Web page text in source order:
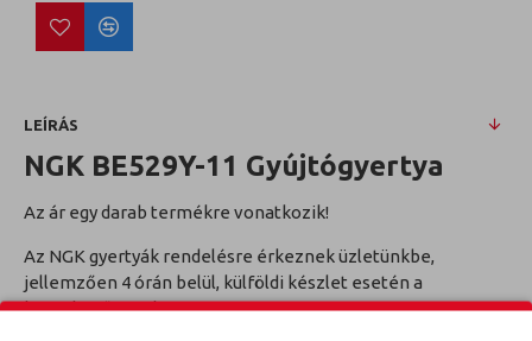
LEÍRÁS
NGK BE529Y-11 Gyújtógyertya
Az ár egy darab termékre vonatkozik!
Az NGK gyertyák rendelésre érkeznek üzletünkbe,
jellemzően 4 órán belül, külföldi készlet esetén a
következő munkanapon.